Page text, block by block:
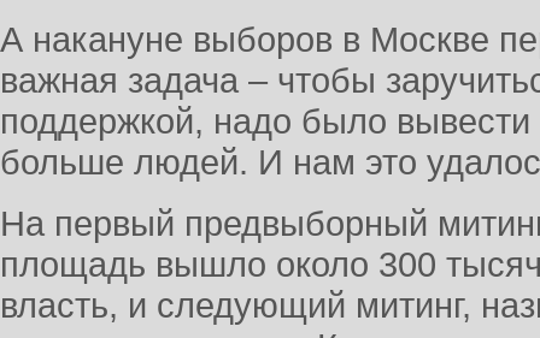
А накануне выборов в Москве
важная задача – чтобы
поддержкой, надо было
больше людей. И нам это
На первый предвыборный
площадь вышло около 300
власть, и следующий митинг,